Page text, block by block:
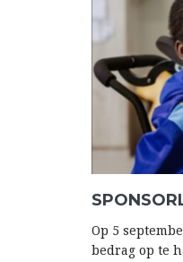
Op 5
bedrag op te